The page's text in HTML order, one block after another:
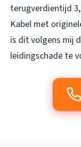
terugverdientijd
Kabel met
is dit volgens mij
leidingschade te